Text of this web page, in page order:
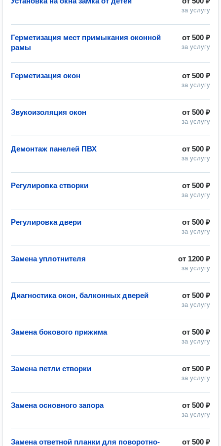
за услугу
от 500 ₽
за услугу
Герметизация мест примыкания оконной
рамы
от 500 ₽
за услугу
Герметизация окон
от 500 ₽
за услугу
Звукоизоляция окон
от 500 ₽
за услугу
Демонтаж панелей ПВХ
от 500 ₽
за услугу
Регулировка створки
от 500 ₽
за услугу
Регулировка двери
от 1200 ₽
за услугу
Замена уплотнителя
от 500 ₽
за услугу
Диагностика окон, балконных дверей
от 500 ₽
за услугу
Замена бокового прижима
от 500 ₽
за услугу
Замена петли створки
от 500 ₽
за услугу
Замена основного запора
от 500 ₽
Замена ответной планки для поворотно-